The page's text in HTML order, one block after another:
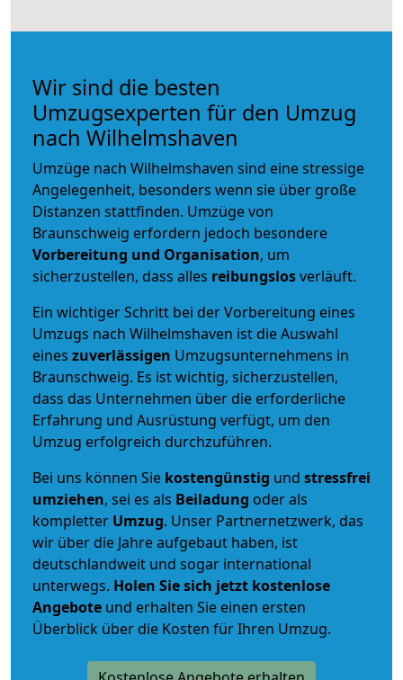
Wir sind die besten
Umzugsexperten für den Umzug
nach Wilhelmshaven
Umzüge nach Wilhelmshaven sind eine stressige
Angelegenheit, besonders wenn sie über große
Distanzen stattfinden. Umzüge von
Braunschweig erfordern jedoch besondere
Vorbereitung und Organisation, um
sicherzustellen, dass alles reibungslosverläuft.
Ein wichtiger Schritt bei der Vorbereitung eines
Umzugs nach Wilhelmshaven ist die Auswahl
eines zuverlässigen Umzugsunternehmens in
Braunschweig. Es ist wichtig, sicherzustellen,
dass das Unternehmen über die erforderliche
Erfahrung und Ausrüstung verfügt, um den
Umzug erfolgreich durchzuführen.
Bei uns können Sie kostengünstig und stressfrei
umziehen, sei es als Beiladung oder als
kompletter Umzug. Unser Partnernetzwerk, das
wir über die Jahre aufgebaut haben, ist
deutschlandweit und sogar international
unterwegs. Holen Sie sich jetzt kostenlose
Angebote und erhalten Sie einen ersten
Überblick über die Kosten für Ihren Umzug.